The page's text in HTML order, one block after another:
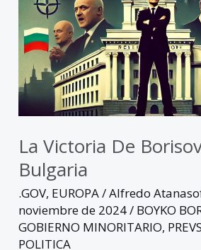
La Victoria De
Bulgaria
.GOV, EUROPA/Alfredo
noviembre de 2024/ BOYKO
GOBIERNO MINORITARIO,
POLITICA